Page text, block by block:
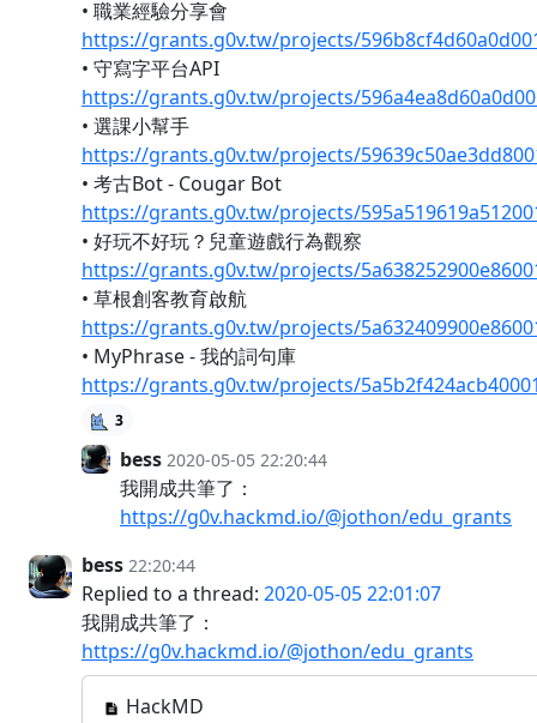
• 職業經驗分享會
https://grants.g0v.tw/projects/
• 守寫字平台API
https://grants.g0v.tw/projects/
• 選課小幫手
https://grants.g0v.tw/projects/
• 考古Bot - Cougar Bot
https://grants.g0v.tw/projects/
• 好玩不好玩？兒童遊戲行為觀察
https://grants.g0v.tw/projects/
• 草根創客教育啟航
https://grants.g0v.tw/projects/
• MyPhrase - 我的詞句庫
https://grants.g0v.tw/projects/
3
bess 2020-05-05 22:20:44
我開成共筆了：
https://g0v.hackmd.io/@jothon/edu_grants
bess 22:20:44
Replied to a thread: 2020-05-05 22:01:07
我開成共筆了：
https://g0v.hackmd.io/@jothon/edu_grants
HackMD